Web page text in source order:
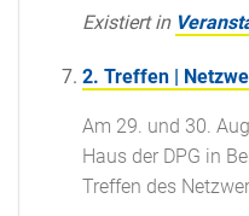
Existiert in
2. Treffen |
Am 29. und 30.
Haus der DPG in
Treffen des